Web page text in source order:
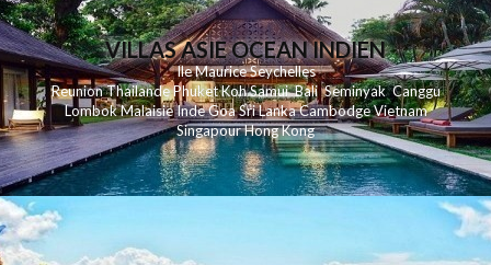
VILLAS ASIE OCEAN INDIEN
Ile MauriceSeychelles
ReunionThailandePhuketKohSamui Bali SeminyakCanggu
LombokMalaisieIndeGoaSri LankaCambodgeVietnam
SingapourHong Kong